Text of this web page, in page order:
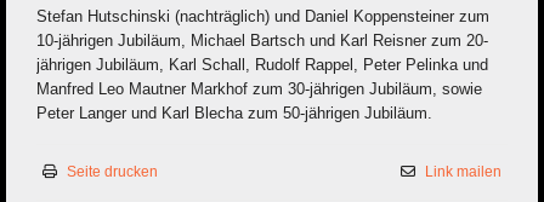
Stefan Hutschinski (nachträglich) und Daniel Koppensteiner zum
10-jährigen Jubiläum, Michael Bartsch und Karl Reisner zum 20-
jährigen Jubiläum, Karl Schall, Rudolf Rappel, Peter Pelinka und
Manfred Leo Mautner Markhof zum 30-jährigen Jubiläum, sowie
Peter Langer und Karl Blecha zum 50-jährigen Jubiläum.
Seite drucken Link mailen